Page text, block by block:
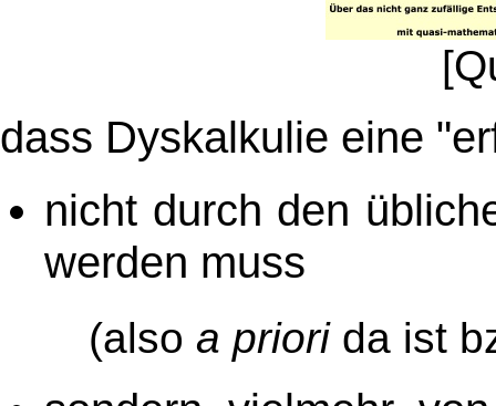
dass Dyskalkulie eine
nicht durch den
werden muss
(also a priorida ist